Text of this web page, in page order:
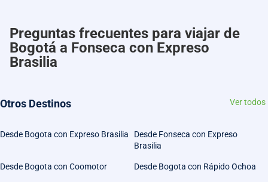
Preguntas frecuentes para viajar de
Bogotá a Fonseca con Expreso
Brasilia
Otros Destinos Ver todos
Desde Bogota con Expreso Brasilia
Desde Fonseca con Expreso
Brasilia
Desde Bogota con Coomotor Desde Bogota con Rápido Ochoa